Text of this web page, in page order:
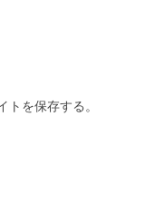
を保存する。